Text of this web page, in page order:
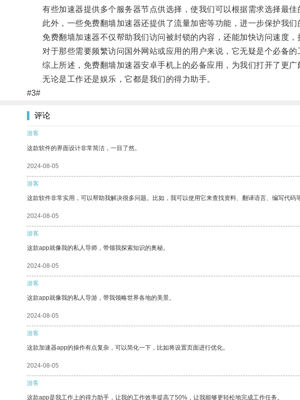
有些加速器提供多个服务器节点供选择，使我们可以根据需求选择最佳
此外，一些免费翻墙加速器还提供了流量加密等功能，进一步保护我们
免费翻墙加速器不仅帮助我们访问被封锁的内容，还能加快访问速度，
对于那些需要频繁访问国外网站或应用的用户来说，它无疑是个必备的
综上所述，免费翻墙加速器安卓手机上的必备应用，为我们打开了更广
无论是工作还是娱乐，它都是我们的得力助手。
#3#
评论
游客
这款软件的界面设计非常简洁，一目了然。
2024-08-05
游客
这款软件非常实用，可以帮助我解决很多问题。比如，我可以使用它来查找资料、翻译语言、编写代码等
2024-08-05
游客
这款app就像我的私人导师，带领我探索知识的奥秘。
2024-08-05
游客
这款app就像我的私人导游，带我领略世界各地的美景。
2024-08-05
游客
这款加速器app的操作有点复杂，可以简化一下，比如将设置页面进行优化。
2024-08-05
游客
这款app是我工作上的得力助手，让我的工作效率提高了50%，让我能够更轻松地完成工作任务。